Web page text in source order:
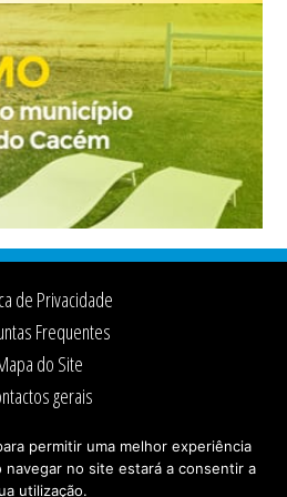
de Privacidade
Frequentes
do Site
gerais
permitir uma melhor experiência
no site estará a consentir a
utilização.